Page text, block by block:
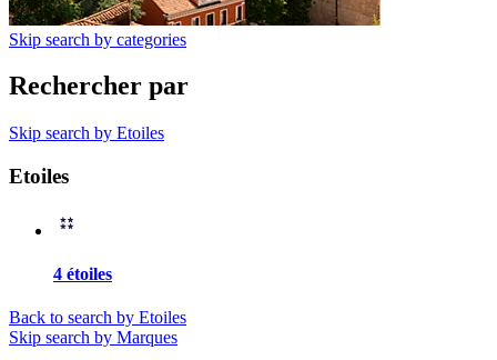
Skip search by categories
Rechercher par
Skip search by Etoiles
Etoiles
4 étoiles
Back to search by Etoiles
Skip search by Marques